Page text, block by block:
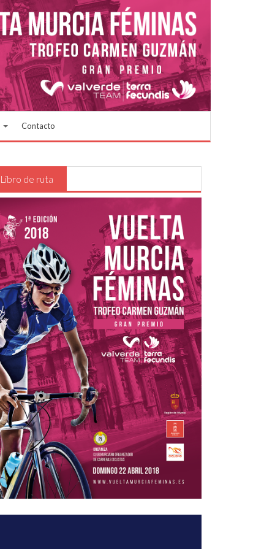
Contacto
Libro de ruta